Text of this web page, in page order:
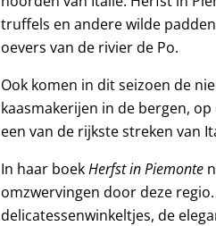
truffels en andere wilde
oevers van de rivier de Po.
Ook komen in dit seizoen de
kaasmakerijen in de bergen,
een van de rijkste streken van
In haar boekHerfst in Piemonte
omzwervingen door deze
delicatessenwinkeltjes, de